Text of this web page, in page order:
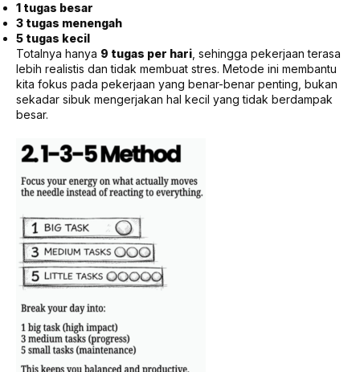
1 tugas besar
3 tugas menengah
5 tugas kecil
Totalnya hanya 9 tugas per hari , sehingga pekerjaan terasa
lebih realistis dan tidak membuat stres. Metode ini membantu
kita fokus pada pekerjaan yang benar-benar penting, bukan
sekadar sibuk mengerjakan hal kecil yang tidak berdampak
besar.